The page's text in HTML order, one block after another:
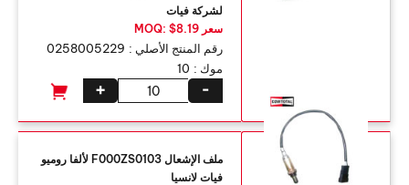
لشركة فيات
سعر MOQ: $8.19
رقم المنتج الأصلي : 0258005229
موك : 10
+ -
ملف الإشعال F000ZS0103 لألفا روميو
فيات لانسيا